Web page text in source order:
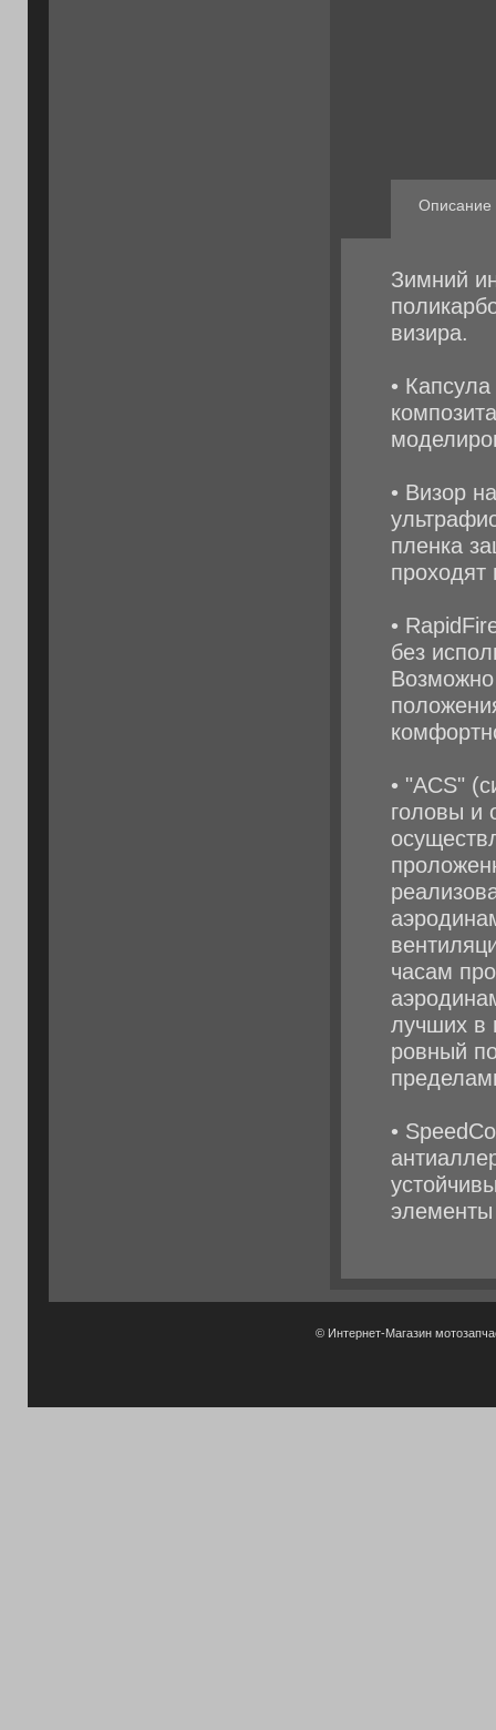
Описание
Зимний
визира.
•
• Визор
пленка
проходят
•
без
• "ACS"
головы и
часам
лучших в
ровный
•
© Интернет-Магазин